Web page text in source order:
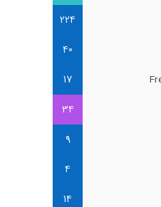
224
40
17
34
9
4
14